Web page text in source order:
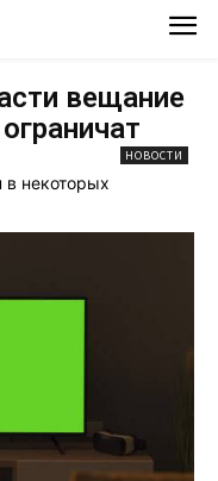
вещание
НОВОСТИ
в некоторых